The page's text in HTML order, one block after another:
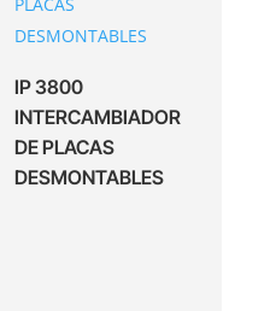
IP 3800
INTERCAMBIADOR
DE PLACAS
DESMONTABLES